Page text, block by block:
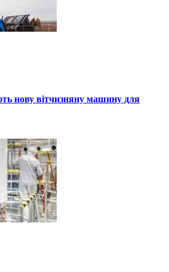
нову вітчизняну машину для